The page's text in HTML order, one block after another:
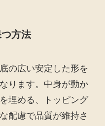
方法
の広い安定した形を
ります。中身が動か
埋める、トッピング
配慮で品質が維持さ